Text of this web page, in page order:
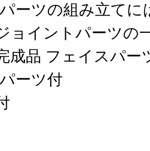
ーツの組み立て
ョイントパーツの
成品 フェイスパー
ーツ付